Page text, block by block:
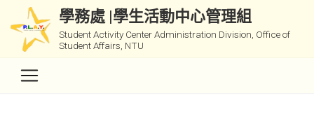
學務處 |學生活動中心管理組
Student Activity Center Administration Division, Office of
Student Affairs, NTU